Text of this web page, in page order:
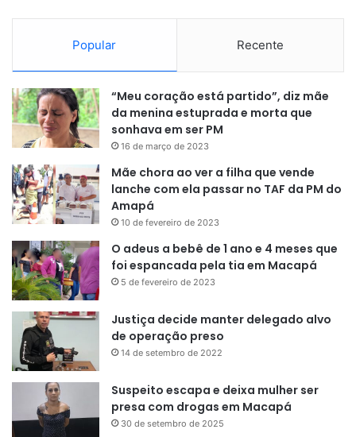
Popular Recente
“Meu coração está partido”, diz mãe
da menina estuprada e morta que
sonhava em ser PM
16 de março de 2023
Mãe chora ao ver a filha que vende
lanche com ela passar no TAF da PM do
Amapá
10 de fevereiro de 2023
O adeus a bebê de 1 ano e 4 meses que
foi espancada pela tia em Macapá
5 de fevereiro de 2023
Justiça decide manter delegado alvo
de operação preso
14 de setembro de 2022
Suspeito escapa e deixa mulher ser
presa com drogas em Macapá
30 de setembro de 2025